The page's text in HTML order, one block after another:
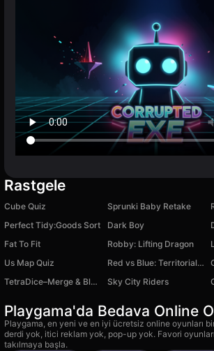
Rastgele
Cube Quiz Sprunki Baby Retake
Perfect Tidy:Goods Sort
Dark Boy
Fat To Fit
Robby: Lifting Dragon
Us Map Quiz
Red vs Blue: Territorial Capture
TetraDice–Merge & Blast Blocks
Sky City Riders
Playgama'da Bedava Online
Playgama, en yeni ve en iyi ücretsiz online oyunları
derdi yok, itici reklam yok, pop-up yok. Favori
takılmaya başla.